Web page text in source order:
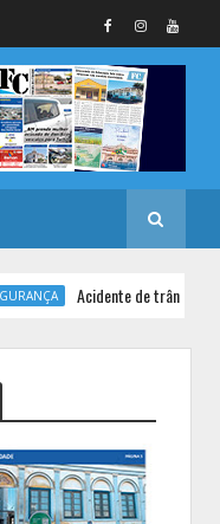
Acidente de trânsito deixa